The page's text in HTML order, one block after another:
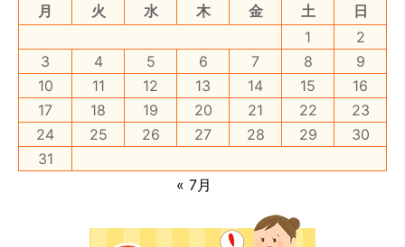
月
火 水 木 金 土
日
1
2
3
4 5 6 7 8
9
10
11 12 13 14 15
16
17
18 19 20 21 22
23
24
25 26 27 28 29
30
31
« 7月